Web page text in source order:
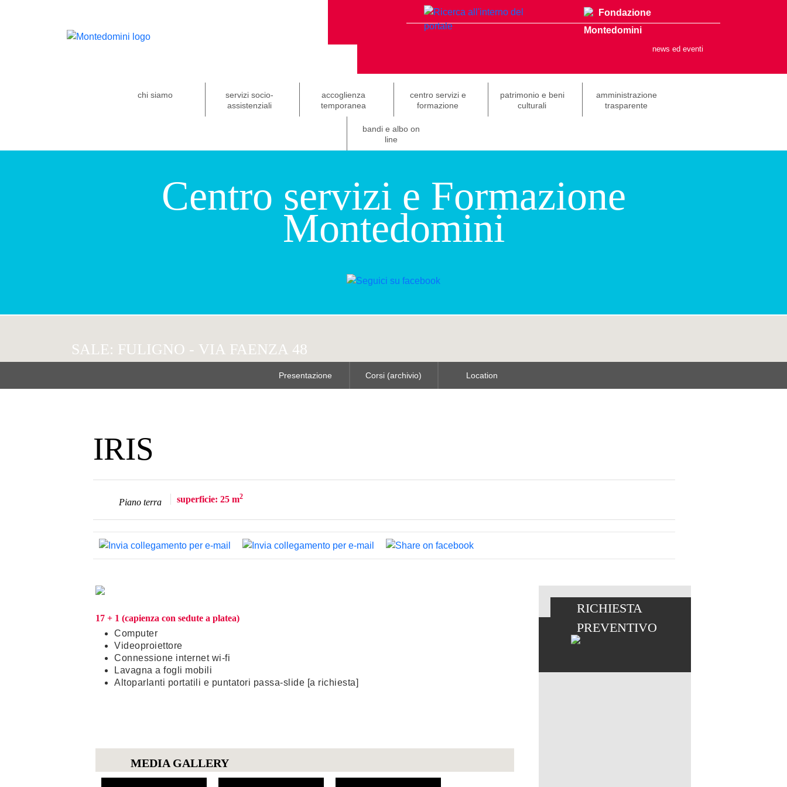
Fondazione
Montedomini
news ed eventi
chi siamo
servizi socio-
assistenziali
accoglienza
temporanea
centro servizi e
formazione
patrimonio e beni
culturali
amministrazione
trasparente
bandi e albo on
line
Centro servizi e Formazione
Montedomini
SALE: FULIGNO - VIA FAENZA 48
Presentazione Corsi (archivio) Location
IRIS
Piano terra superficie: 25 m2
17 + 1 (capienza con sedute a platea)
Computer
Videoproiettore
Connessione internet wi-fi
Lavagna a fogli mobili
Altoparlanti portatili e puntatori passa-slide [a richiesta]
MEDIA GALLERY
RICHIESTA
PREVENTIVO